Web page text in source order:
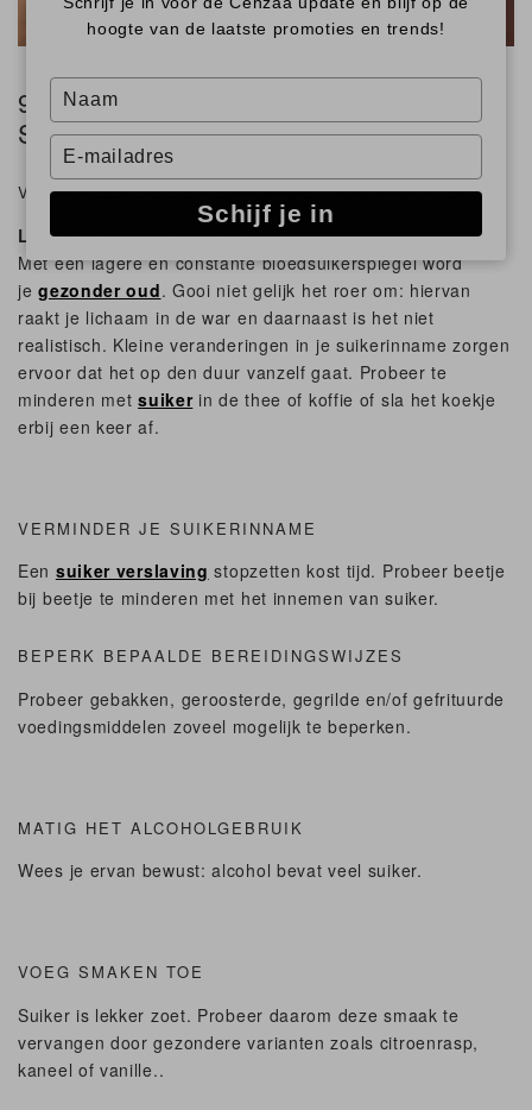
9 TIPS: HOE OM TE GAAN MET
SUIKER
VERMINDER JE SUIKERINNAME VANDAAG NOG
Leer nee zeggen tegen suiker
Met een lagere en constante bloedsuikerspiegel word
jegezonder oud. Gooi niet gelijk het roer om: hiervan
raakt je lichaam in de war en daarnaast is het niet
realistisch. Kleine veranderingen in je suikerinname zorgen
ervoor dat het op den duur vanzelf gaat. Probeer te
minderen metsuikerin de thee of koffie of sla het koekje
erbij een keer af.
VERMINDER JE SUIKERINNAME
Een suiker verslaving stopzetten kost tijd. Probeer beetje
bij beetje te minderen met het innemen van suiker.
BEPERK BEPAALDE BEREIDINGSWIJZES
Probeer gebakken, geroosterde, gegrilde en/of gefrituurde
voedingsmiddelen zoveel mogelijk te beperken.
MATIG HET ALCOHOLGEBRUIK
Wees je ervan bewust: alcohol bevat veel suiker.
VOEG SMAKEN TOE
Suiker is lekker zoet. Probeer daarom deze smaak te
vervangen door gezondere varianten zoals citroenrasp,
kaneel of vanille..
hoogte van de laatste promoties en trends!
Type
your
name
Type
your
email
Schijf je in